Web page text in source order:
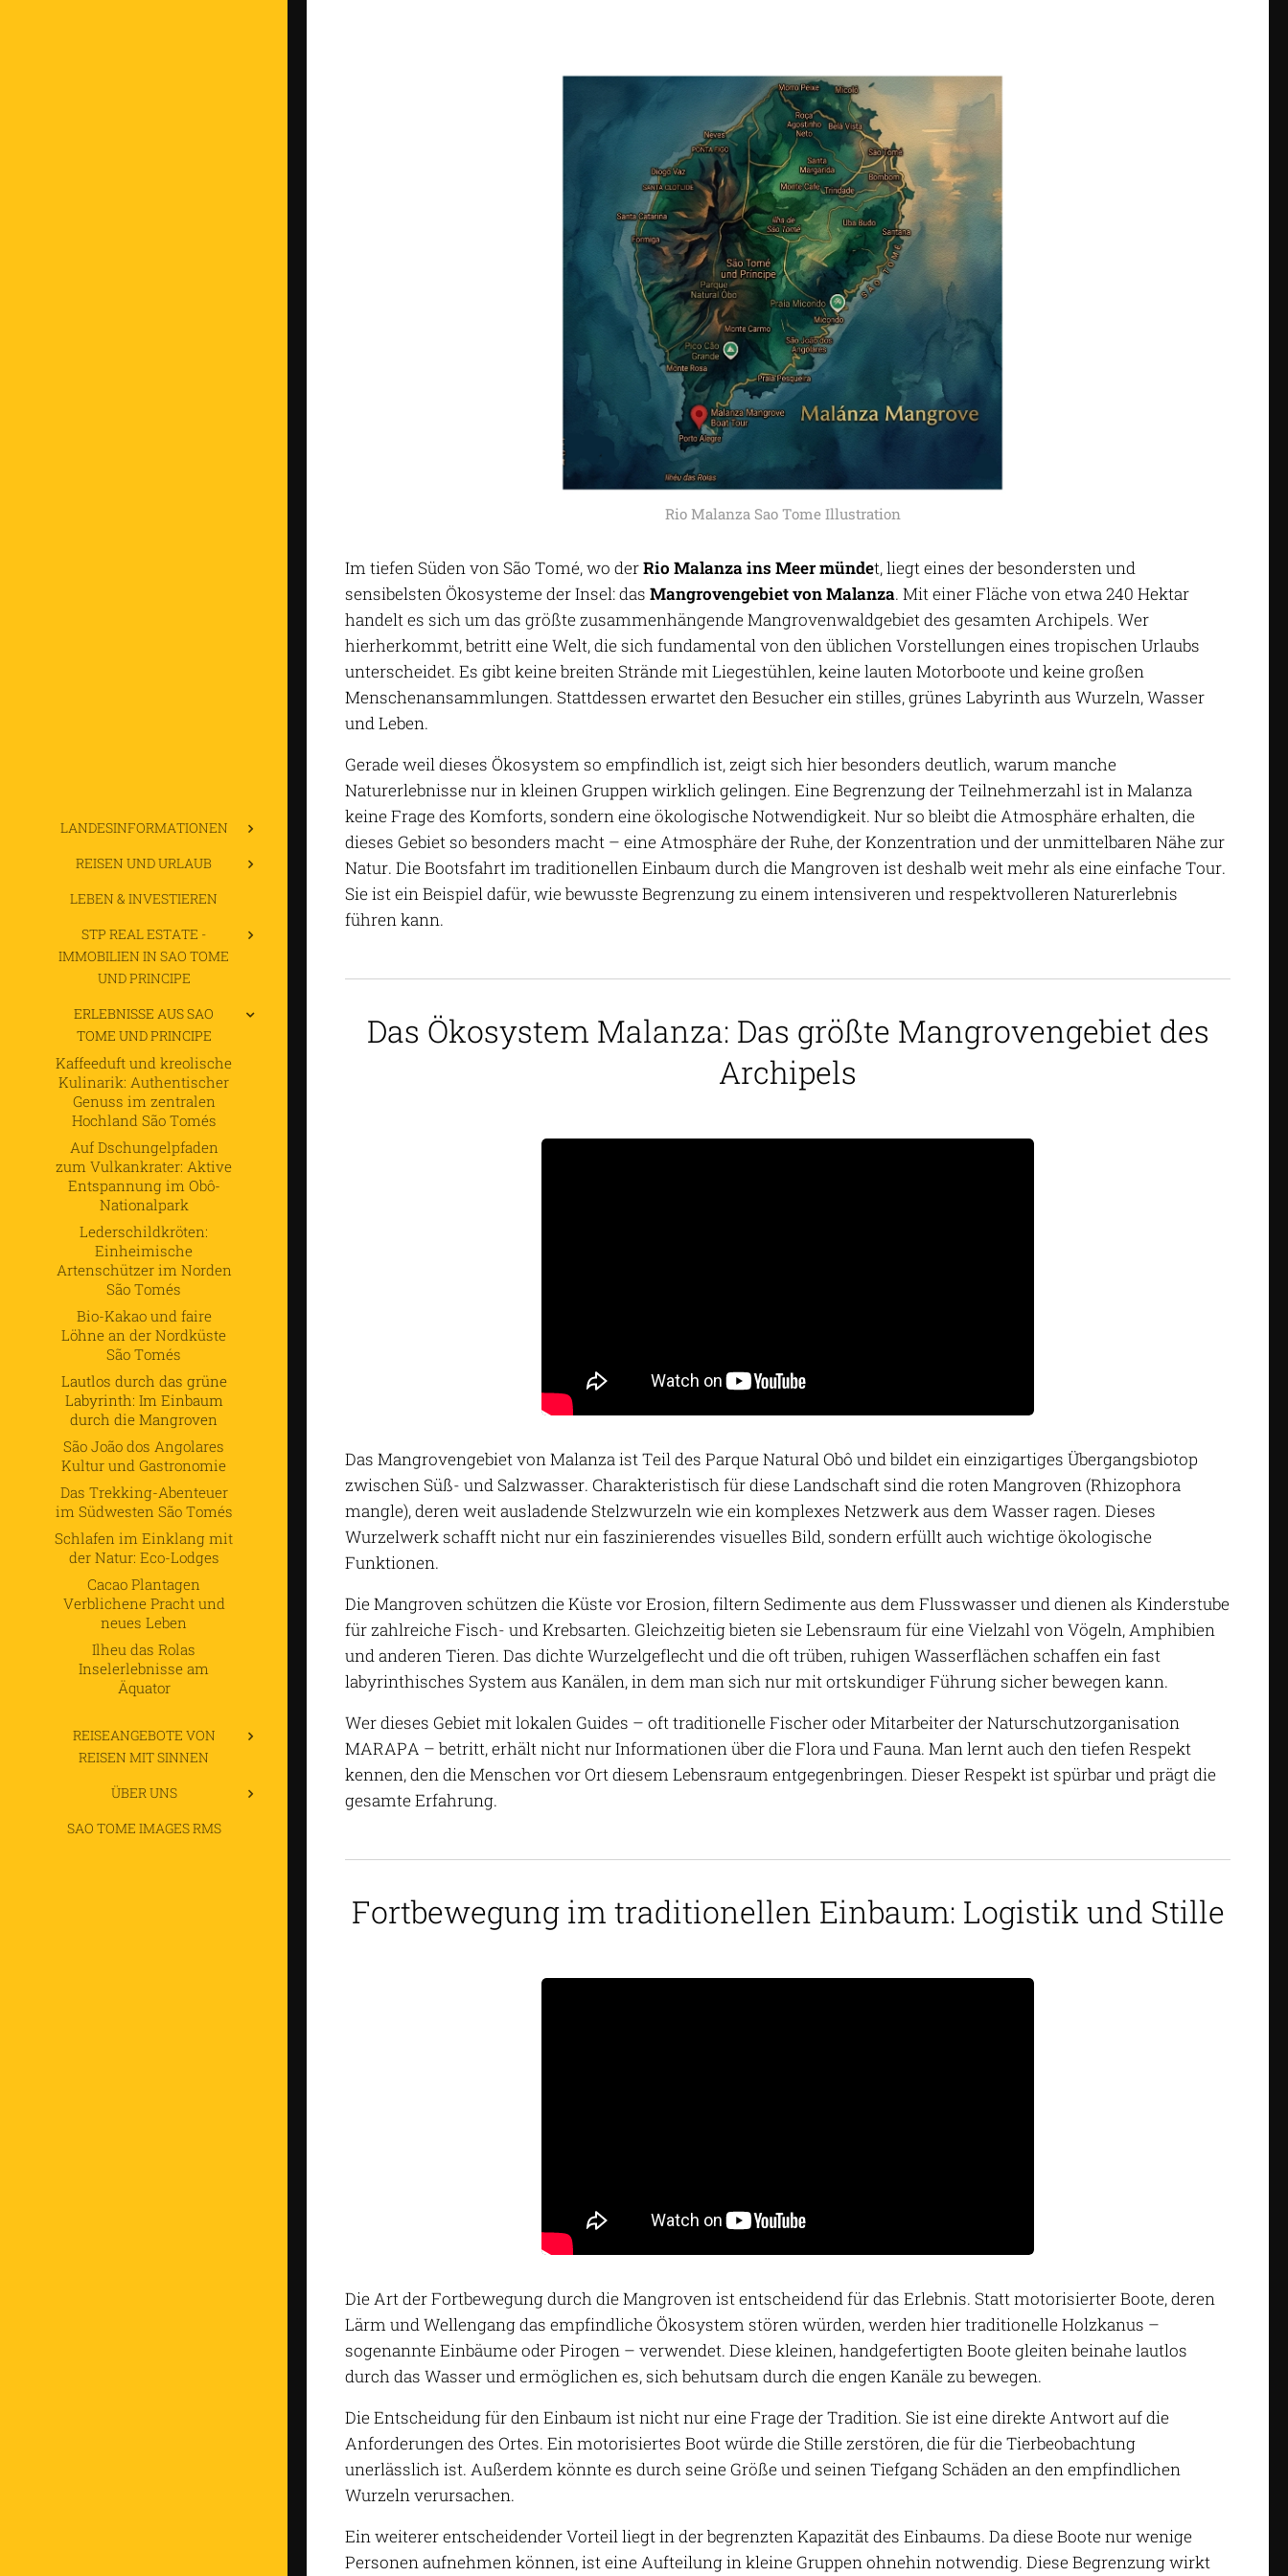
LANDESINFORMATIONEN
REISEN UND URLAUB
LEBEN & INVESTIEREN
STP REAL ESTATE -
IMMOBILIEN IN SAO TOME
UND PRINCIPE
ERLEBNISSE AUS SAO
TOME UND PRINCIPE
Kaffeeduft und kreolische
Kulinarik: Authentischer
Genuss im zentralen
Hochland São Tomés
Auf Dschungelpfaden
zum Vulkankrater: Aktive
Entspannung im Obô-
Nationalpark
Lederschildkröten:
Einheimische
Artenschützer im Norden
São Tomés
Bio-Kakao und faire
Löhne an der Nordküste
São Tomés
Lautlos durch das grüne
Labyrinth: Im Einbaum
durch die Mangroven
São João dos Angolares
Kultur und Gastronomie
Das Trekking-Abenteuer
im Südwesten São Tomés
Schlafen im Einklang mit
der Natur: Eco-Lodges
Cacao Plantagen
Verblichene Pracht und
neues Leben
Ilheu das Rolas
Inselerlebnisse am
Äquator
REISEANGEBOTE VON
REISEN MIT SINNEN
ÜBER UNS
SAO TOME IMAGES RMS
Rio Malanza Sao Tome Illustration
Im tiefen Süden von São Tomé, wo derRio Malanza ins Meer mündet, liegt eines der besondersten und
sensibelsten Ökosysteme der Insel: das Mangrovengebiet von Malanza. Mit einer Fläche von etwa 240 Hektar
handelt es sich um das größte zusammenhängende Mangrovenwaldgebiet des gesamten Archipels. Wer
hierherkommt, betritt eine Welt, die sich fundamental von den üblichen Vorstellungen eines tropischen Urlaubs
unterscheidet. Es gibt keine breiten Strände mit Liegestühlen, keine lauten Motorboote und keine großen
Menschenansammlungen. Stattdessen erwartet den Besucher ein stilles, grünes Labyrinth aus Wurzeln, Wasser
und Leben.
Gerade weil dieses Ökosystem so empfindlich ist, zeigt sich hier besonders deutlich, warum manche
Naturerlebnisse nur in kleinen Gruppen wirklich gelingen. Eine Begrenzung der Teilnehmerzahl ist in Malanza
keine Frage des Komforts, sondern eine ökologische Notwendigkeit. Nur so bleibt die Atmosphäre erhalten, die
dieses Gebiet so besonders macht – eine Atmosphäre der Ruhe, der Konzentration und der unmittelbaren Nähe zur
Natur. Die Bootsfahrt im traditionellen Einbaum durch die Mangroven ist deshalb weit mehr als eine einfache Tour.
Sie ist ein Beispiel dafür, wie bewusste Begrenzung zu einem intensiveren und respektvolleren Naturerlebnis
führen kann.
Das Ökosystem Malanza: Das größte Mangrovengebiet des
Archipels
Das Mangrovengebiet von Malanza ist Teil des Parque Natural Obô und bildet ein einzigartiges Übergangsbiotop
zwischen Süß- und Salzwasser. Charakteristisch für diese Landschaft sind die roten Mangroven (Rhizophora
mangle), deren weit ausladende Stelzwurzeln wie ein komplexes Netzwerk aus dem Wasser ragen. Dieses
Wurzelwerk schafft nicht nur ein faszinierendes visuelles Bild, sondern erfüllt auch wichtige ökologische
Funktionen.
Die Mangroven schützen die Küste vor Erosion, filtern Sedimente aus dem Flusswasser und dienen als Kinderstube
für zahlreiche Fisch- und Krebsarten. Gleichzeitig bieten sie Lebensraum für eine Vielzahl von Vögeln, Amphibien
und anderen Tieren. Das dichte Wurzelgeflecht und die oft trüben, ruhigen Wasserflächen schaffen ein fast
labyrinthisches System aus Kanälen, in dem man sich nur mit ortskundiger Führung sicher bewegen kann.
Wer dieses Gebiet mit lokalen Guides – oft traditionelle Fischer oder Mitarbeiter der Naturschutzorganisation
MARAPA – betritt, erhält nicht nur Informationen über die Flora und Fauna. Man lernt auch den tiefen Respekt
kennen, den die Menschen vor Ort diesem Lebensraum entgegenbringen. Dieser Respekt ist spürbar und prägt die
gesamte Erfahrung.
Fortbewegung im traditionellen Einbaum: Logistik und Stille
Die Art der Fortbewegung durch die Mangroven ist entscheidend für das Erlebnis. Statt motorisierter Boote, deren
Lärm und Wellengang das empfindliche Ökosystem stören würden, werden hier traditionelle Holzkanus –
sogenannte Einbäume oder Pirogen – verwendet. Diese kleinen, handgefertigten Boote gleiten beinahe lautlos
durch das Wasser und ermöglichen es, sich behutsam durch die engen Kanäle zu bewegen.
Die Entscheidung für den Einbaum ist nicht nur eine Frage der Tradition. Sie ist eine direkte Antwort auf die
Anforderungen des Ortes. Ein motorisiertes Boot würde die Stille zerstören, die für die Tierbeobachtung
unerlässlich ist. Außerdem könnte es durch seine Größe und seinen Tiefgang Schäden an den empfindlichen
Wurzeln verursachen.
Ein weiterer entscheidender Vorteil liegt in der begrenzten Kapazität des Einbaums. Da diese Boote nur wenige
Personen aufnehmen können, ist eine Aufteilung in kleine Gruppen ohnehin notwendig. Diese Begrenzung wirkt